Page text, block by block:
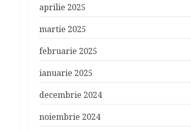
aprilie 2025
martie 2025
februarie 2025
ianuarie 2025
decembrie 2024
noiembrie 2024